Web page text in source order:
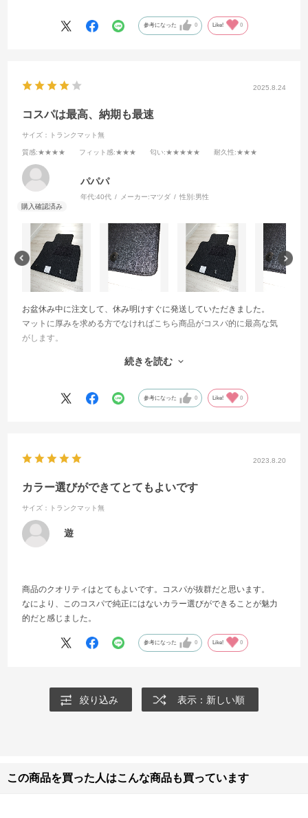
いい商品をありがとうございました。
参考になった 0 Like! 0
2025.8.24
コスパは最高、納期も最速
サイズ：トランクマット無
質感:★★★★ フィット感:★★★ 匂い:★★★★★ 耐久性:★★★
パパパ
年代:40代 メーカー:マツダ 性別:男性
お盆休み中に注文して、休み明けすぐに発送していただきました。
マットに厚みを求める方でなければこちら商品がコスパ的に最高な気
がします。
いので星4としています。
続きを読む
参考になった 0 Like! 0
2023.8.20
カラー選びができてとてもよいです
サイズ：トランクマット無
遊
商品のクオリティはとてもよいです。コスパが抜群だと思います。
なにより、このコスパで純正にはないカラー選びができることが魅力
的だと感じました。
参考になった 0 Like! 0
絞り込み 表示：新しい順
この商品を買った人はこんな商品も買っています